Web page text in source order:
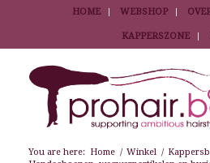
HOME WEBSHOP
KAPPERSZONE
You are here: Home / Winkel /